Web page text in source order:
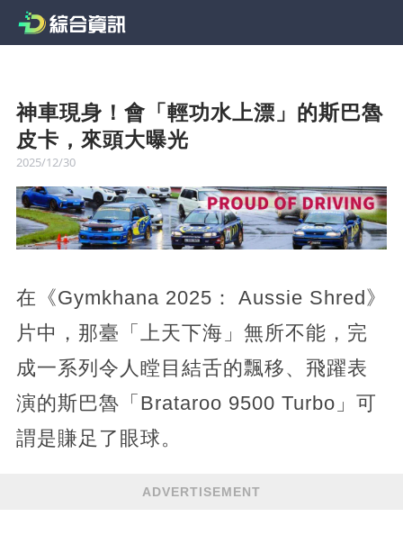
神車現身！會「輕功水上漂」的斯巴魯
皮卡，來頭大曝光
2025/12/30
在《Gymkhana 2025： Aussie Shred》
片中，那臺「上天下海」無所不能，完
成一系列令人瞠目結舌的飄移、飛躍表
演的斯巴魯「Brataroo 9500 Turbo」可
謂是賺足了眼球。
ADVERTISEMENT